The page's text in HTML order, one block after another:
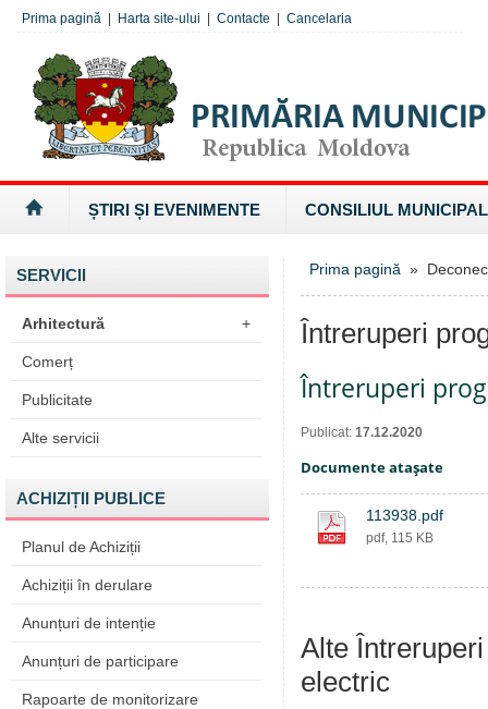
Prima pagină Harta site-ului Contacte Cancelaria
ȘTIRI ȘI EVENIMENTE CONSILIUL MUNICIPAL
SERVICII
Arhitectură +
Comerț
Publicitate
Alte servicii
ACHIZIȚII PUBLICE
Planul de Achiziții
Achiziții în derulare
Anunțuri de intenție
Anunțuri de participare
Rapoarte de monitorizare
Prima pagină »
Întreruperi
Întreruperi
Publicat: 17.12.2020
Documente ataşate
113938.pdf
pdf, 115 KB
Alte
electric